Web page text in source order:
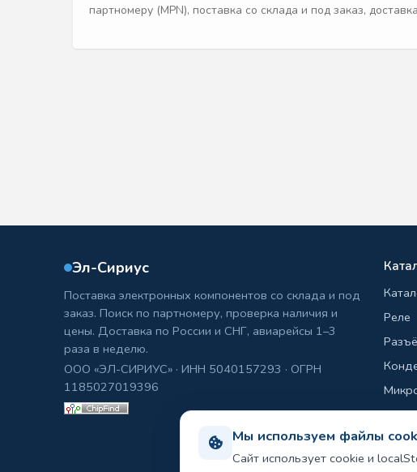
Мы используем файлы
Сайт использует cookie и
партномеру (MPN), поставка со склада и под заказ,
Эл-Сириус
Поставка электронных компонентов со склада и под
заказ. Поиск по партномеру, проверка наличия и
цены. Доставка по России и СНГ, авиарейсы 1–3
раза в неделю.
ООО «ЭЛ-СИРИУС» · ИНН 5040157293 · ОГРН
1185027019396
Реле